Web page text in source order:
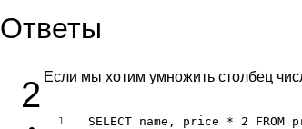
Ответы
2 Если мы хотим умножить столбец
1 SELECT name, price * 2 FROM